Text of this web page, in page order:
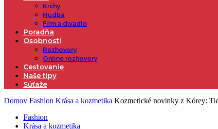
Knihy
Hudba
Film a divadlo
Poradňa
Osobnosti
Rozhovory
Online rozhovory
Cestovanie
Naše tipy
Súťaže
Domov Fashion Krása a kozmetika Kozmetické novinky z Kórey:
Fashion
Krása a kozmetika